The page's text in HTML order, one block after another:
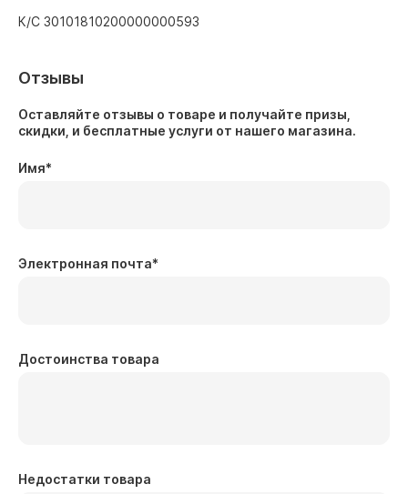
К/С 30101810200000000593
Отзывы
Оставляйте отзывы о товаре и получайте призы,
скидки, и бесплатные услуги от нашего магазина.
Имя*
Электронная почта*
Достоинства товара
Недостатки товара